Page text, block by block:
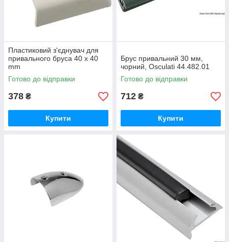
Пластиковий з'єднувач для
привального бруса 40 x 40
mm
Готово до відправки
378 ₴
Купити
Брус привальний 30 мм,
чорний, Osculati 44.482.01
Готово до відправки
712 ₴
Купити